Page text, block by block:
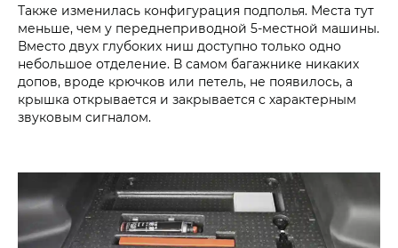
Также изменилась конфигурация подполья. Места тут
меньше, чем у переднеприводной 5-местной машины.
Вместо двух глубоких ниш доступно только одно
небольшое отделение. В самом багажнике никаких
допов, вроде крючков или петель, не появилось, а
крышка открывается и закрывается с характерным
звуковым сигналом.